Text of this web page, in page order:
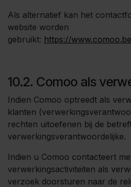
Als alternatief kan het
website worden
gebruikt: https://
10.2. Comoo als
Indien Comoo optreedt als
klanten
rechten uitoefenen bij de
verwerkingsverantwoordelijke.
Indien u Comoo contacteert
verwerkingsactiviteiten als
verzoek doorsturen naar de